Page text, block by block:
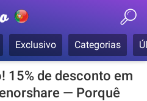
Exclusivo Categorias
15% de desconto em
— Porquê